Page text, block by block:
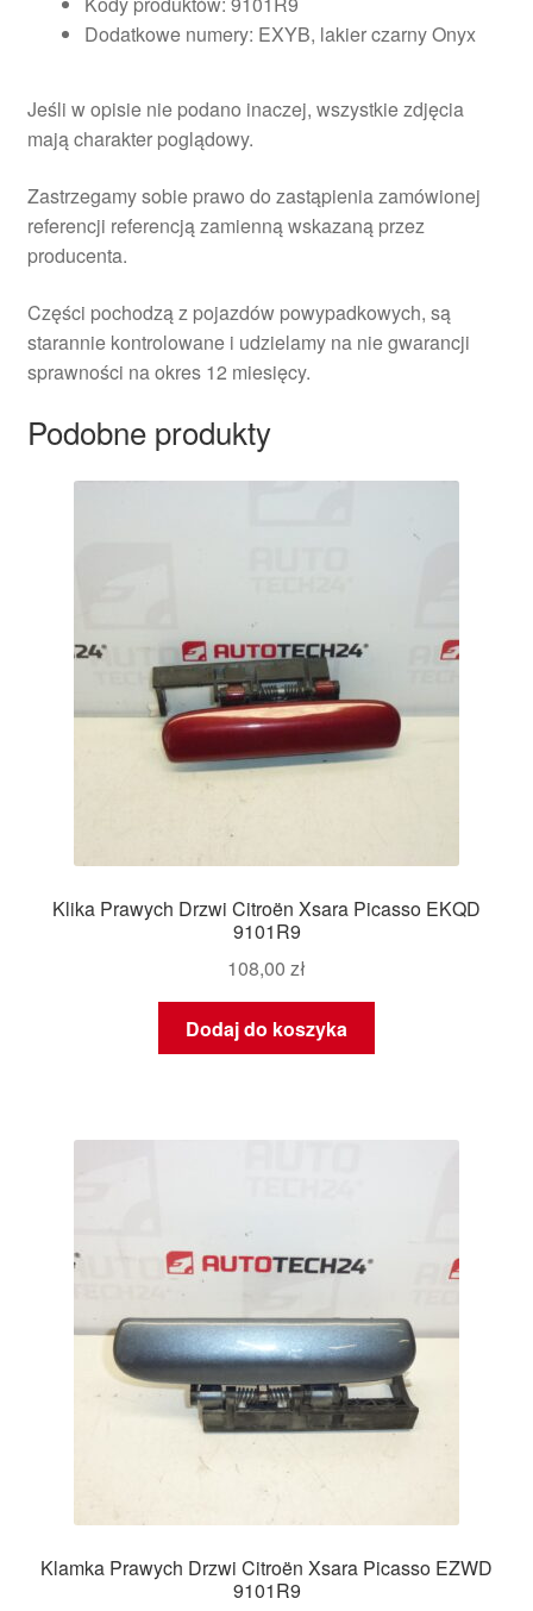
Dodatkowe numery: EXYB, lakier czarny Onyx
Jeśli w opisie nie podano inaczej, wszystkie zdjęcia
mają charakter poglądowy.
Zastrzegamy sobie prawo do zastąpienia zamówionej
referencji referencją zamienną wskazaną przez
producenta.
Części pochodzą z pojazdów powypadkowych, są
starannie kontrolowane i udzielamy na nie gwarancji
sprawności na okres 12 miesięcy.
Podobne produkty
Klika Prawych Drzwi Citroën Xsara Picasso EKQD
9101R9
108,00 zł
Dodaj do koszyka
Klamka Prawych Drzwi Citroën Xsara Picasso EZWD
9101R9